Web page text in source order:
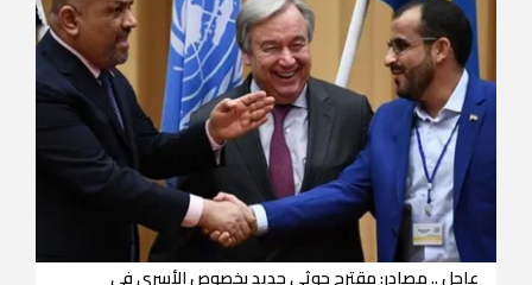
عاجل .. مصادر: مقترح حوثي جديد بخصوص الأسرى في